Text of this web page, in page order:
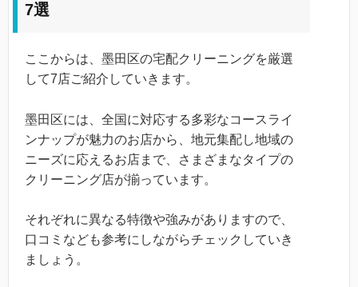
7選
ここからは、墨田区の宅配クリーニングを厳選
して7店ご紹介していきます。
墨田区には、全国に対応する多彩なコースライ
ンナップが魅力のお店から、地元集配し地域の
ニーズに応えるお店まで、さまざまなタイプの
クリーニング店が揃っています。
それぞれに異なる特徴や強みがありますので、
口コミなども参考にしながらチェックしていき
ましょう。